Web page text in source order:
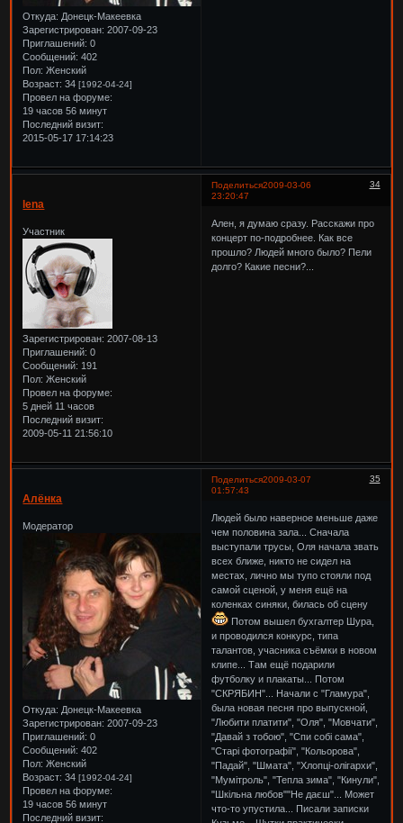
Откуда: Донецк-Макеевка
Зарегистрирован: 2007-09-23
Приглашений: 0
Сообщений: 402
Пол: Женский
Возраст: 34[1992-04-24]
Провел на форуме:
19 часов 56 минут
Последний визит:
2015-05-17 17:14:23
Поделиться 34
2009-03-06
23:20:47
lena
Участник
Зарегистрирован: 2007-08-13
Приглашений: 0
Сообщений: 191
Пол: Женский
Провел на форуме:
5 дней 11 часов
Последний визит:
2009-05-11 21:56:10
Ален, я думаю сразу. Расскажи про
концерт по-подробнее. Как все
прошло? Людей много было? Пели
долго? Какие песни?...
Поделиться 35
2009-03-07
01:57:43
Алёнка
Модератор
Откуда: Донецк-Макеевка
Зарегистрирован: 2007-09-23
Приглашений: 0
Сообщений: 402
Пол: Женский
Возраст: 34[1992-04-24]
Провел на форуме:
19 часов 56 минут
Последний визит:
Людей было наверное меньше даже
чем половина зала... Сначала
выступали трусы, Оля начала звать
всех ближе, никто не сидел на
местах, лично мы тупо стояли под
самой сценой, у меня ещё на
коленках синяки, билась об сцену
Потом вышел бухгалтер Шура,
и проводился конкурс, типа
талантов, учасника съёмки в новом
клипе... Там ещё подарили
футболку и плакаты... Потом
"СКРЯБИН"... Начали с "Гламура",
была новая песня про выпускной,
"Любити платити", "Оля", "Мовчати",
"Давай з тобою", "Спи собі сама",
"Старі фотографії", "Кольорова",
"Падай", "Шмата", "Хлопці-олігархи",
"Мумітроль", "Тепла зима", "Кинули",
"Шкільна любов""Не даєш"... Может
что-то упустила... Писали записки